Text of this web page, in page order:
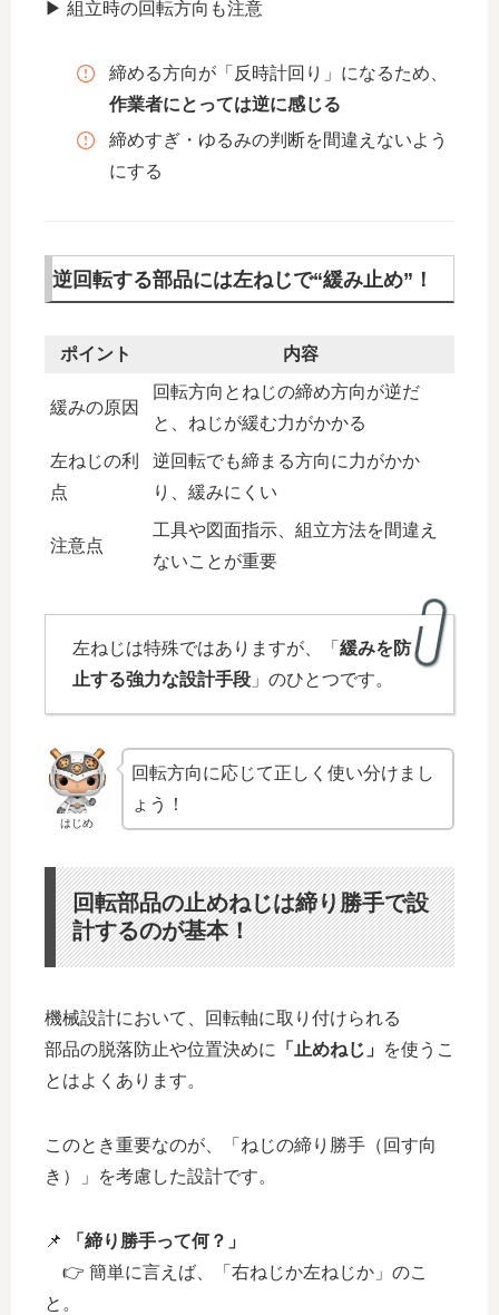
▶ 組立時の回転方向も注意
締める方向が「反時計回り」になるため、
作業者にとっては逆に感じる
締めすぎ・ゆるみの判断を間違えないよう
にする
逆回転する部品には左ねじで“緩み止め”！
ポイント 内容
緩みの原因
回転方向とねじの締め方向が逆だ
と、ねじが緩む力がかかる
左ねじの利
点
逆回転でも締まる方向に力がかか
り、緩みにくい
注意点
工具や図面指示、組立方法を間違え
ないことが重要
左ねじは特殊ではありますが、「 緩みを防
止する強力な設計手段 」のひとつです。
はじめ
回転方向に応じて正しく使い分けまし
ょう！
回転部品の止めねじは締り勝手で設
計するのが基本！
機械設計において、回転軸に取り付けられる
部品の脱落防止や位置決めに
「止めねじ」
を使うこ
とはよくあります。
このとき重要なのが、「ねじの締り勝手（回す向
き）」を考慮した設計です。
📌
「締り勝手って何？」
👉 簡単に言えば、「右ねじか左ねじか」のこ
と。